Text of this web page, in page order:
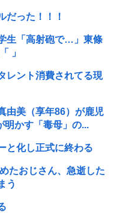
だった！！！
生「高射砲で…」東條
」
レント消費されてる現
由美（享年86）が鹿児
明かす「毒母」の...
と化し正式に終わる
たおじさん、急逝した
う